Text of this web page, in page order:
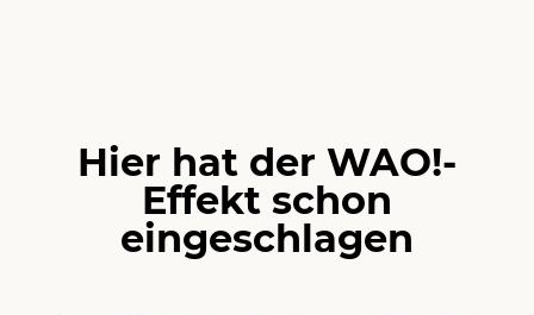
Hier hat der WAO!-
Effekt schon
eingeschlagen